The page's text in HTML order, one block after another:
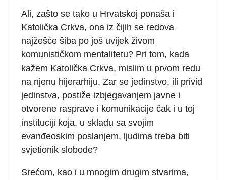
Ali, zašto se tako u Hrvatskoj ponaša i
Katolička Crkva, ona iz čijih se redova
najžešće šiba po još uvijek živom
komunističkom mentalitetu? Pri tom, kada
kažem Katolička Crkva, mislim u prvom redu
na njenu hijerarhiju. Zar se jedinstvo, ili privid
jedinstva, postiže izbjegavanjem javne i
otvorene rasprave i komunikacije čak i u toj
instituciji koja, u skladu sa svojim
evanđeoskim poslanjem, ljudima treba biti
svjetionik slobode?
Srećom, kao i u mnogim drugim stvarima,